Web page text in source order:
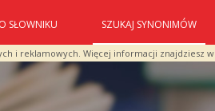
i reklamowych. Więcej informacji znajdziesz w
O SŁOWNIKU SZUKAJ SYNONIMÓW